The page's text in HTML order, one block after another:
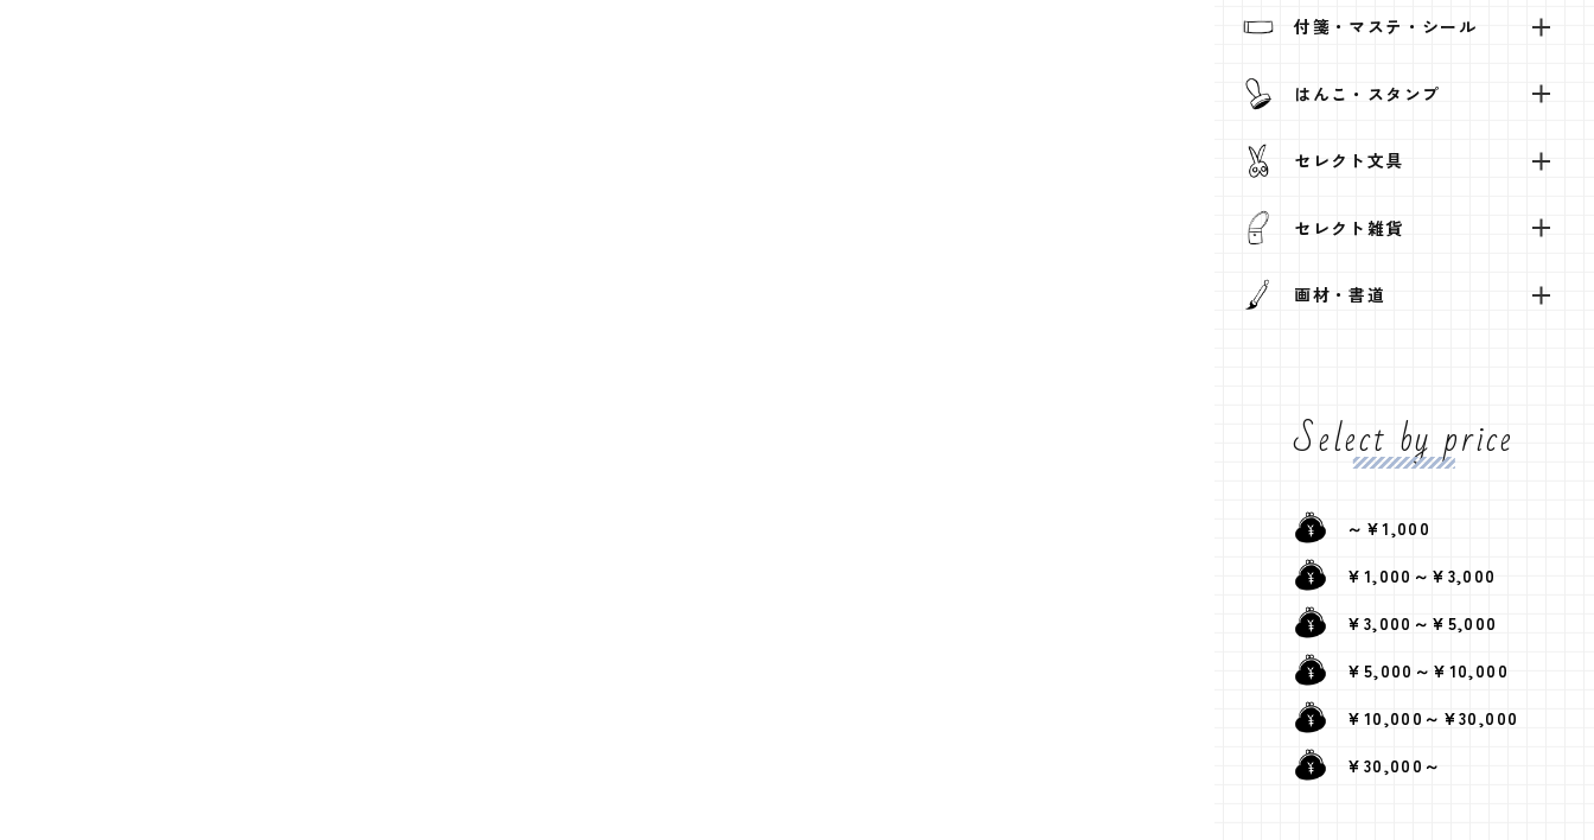
付箋・マステ・シール
はんこ・スタンプ
セレクト文具
セレクト雑貨
画材・書道
Select by price
～¥1,000
¥1,000～¥3,000
¥3,000～¥5,000
¥5,000～¥10,000
¥10,000～¥30,000
¥30,000～